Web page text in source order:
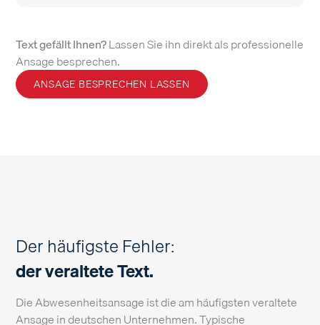
Text gefällt Ihnen?Lassen Sie ihn direkt als professionelle
Ansage besprechen.
ANSAGE BESPRECHEN LASSEN
Der häufigste Fehler:
der veraltete Text.
Die Abwesenheitsansage ist die am häufigsten veraltete
Ansage in deutschen Unternehmen. Typische